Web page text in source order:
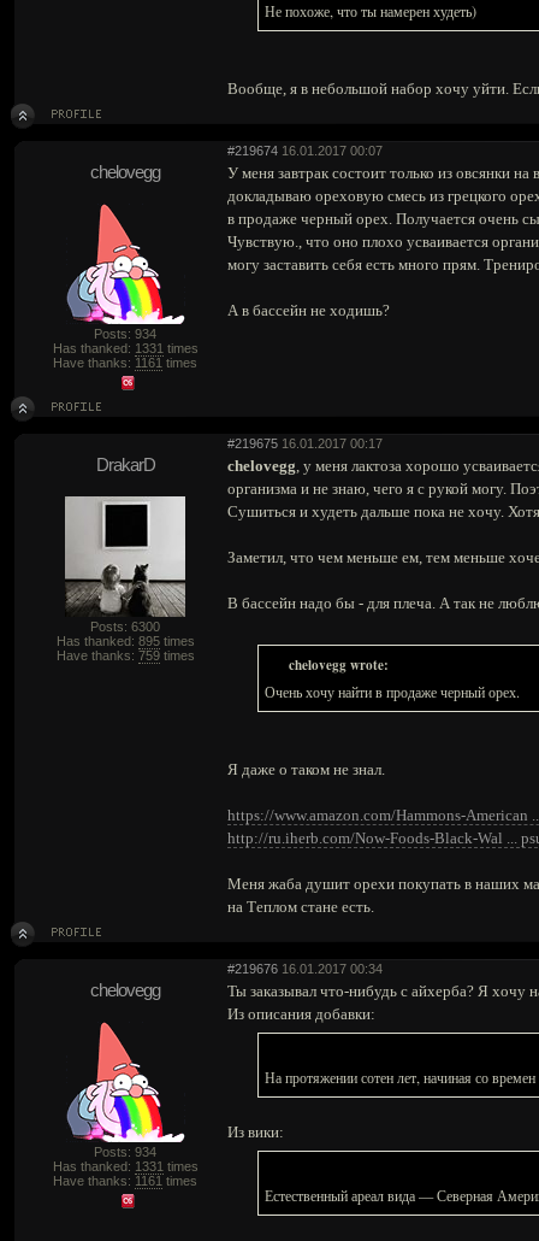
Не похоже, что ты намерен худеть)
Вообще, я в небольшой набор хочу уйти.
#219674 16.01.2017 00:07
chelovegg
Posts: 934
Has thanked: 1331 times
Have thanks: 1161 times
У меня завтрак состоит только из овсянки
докладываю ореховую смесь из грецкого
в продаже черный орех. Получается очень
Чувствую., что оно плохо усваивается
могу заставить себя есть много прям.
А в бассейн не ходишь?
#219675 16.01.2017 00:17
DrakarD
Posts: 6300
Has thanked: 895times
Have thanks: 759times
chelovegg, у меня лактоза хорошо
организма и не знаю, чего я с рукой могу.
Сушиться и худеть дальше пока не хочу.
Заметил, что чем меньше ем, тем меньше
В бассейн надо бы - для плеча. А так не
chelovegg wrote:
Очень хочу найти в продаже черный орех.
Я даже о таком не знал.
https://www.amazon.com/Hammons-American
http://ru.iherb.com/Now-Foods-Black-Wal ...
Меня жаба душит орехи покупать в наших
на Теплом стане есть.
#219676 16.01.2017 00:34
chelovegg
Posts: 934
Has thanked: 1331 times
Have thanks: 1161 times
Ты заказывал что-нибудь с айхерба? Я хочу
Из описания добавки:
На протяжении сотен лет, начиная со
Из вики:
Естественный ареал вида — Северная